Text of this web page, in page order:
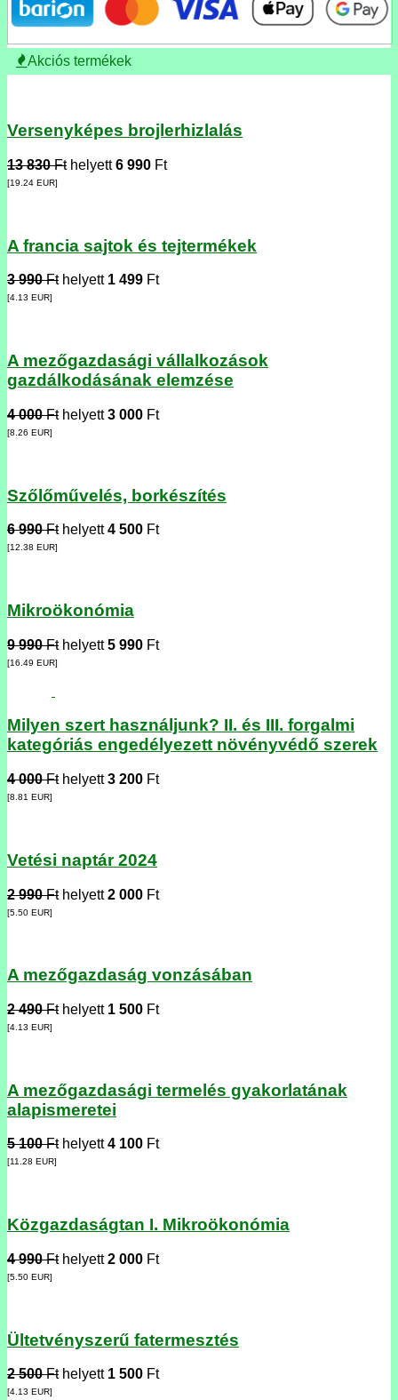
Akciós termékek
Versenyképes brojlerhizlalás
13 830 Fthelyett6 990 Ft
[19.24 EUR]
A francia sajtok és tejtermékek
3 990 Fthelyett 1 499 Ft
[4.13 EUR]
A mezőgazdasági vállalkozások
gazdálkodásának elemzése
4 000 Fthelyett3 000 Ft
[8.26 EUR]
Szőlőművelés, borkészítés
6 990 Fthelyett4 500 Ft
[12.38 EUR]
Mikroökonómia
9 990 Fthelyett5 990 Ft
[16.49 EUR]
Milyen szert használjunk? II. és III. forgalmi
kategóriás engedélyezett növényvédő szerek
4 000 Fthelyett3 200 Ft
[8.81 EUR]
Vetési naptár 2024
2 990 Fthelyett2 000 Ft
[5.50 EUR]
A mezőgazdaság vonzásában
2 490 Fthelyett 1 500 Ft
[4.13 EUR]
A mezőgazdasági termelés gyakorlatának
alapismeretei
5 100 Fthelyett4 100 Ft
[11.28 EUR]
Közgazdaságtan I. Mikroökonómia
4 990 Fthelyett2 000 Ft
[5.50 EUR]
Ültetvényszerű fatermesztés
2 500 Fthelyett 1 500 Ft
[4.13 EUR]